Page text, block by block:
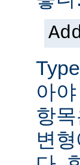
아
항
변